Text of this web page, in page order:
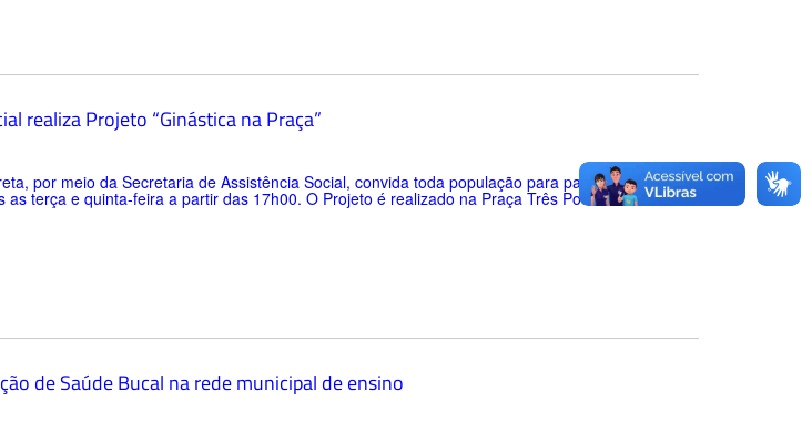
realiza Projeto “Ginástica na Praça”
por meio da Secretaria de Assistência Social, convida toda população para participarem do
as terça e quinta-feira a partir das 17h00. O Projeto é realizado na Praça Três Poderes em frente
de Saúde Bucal na rede municipal de ensino